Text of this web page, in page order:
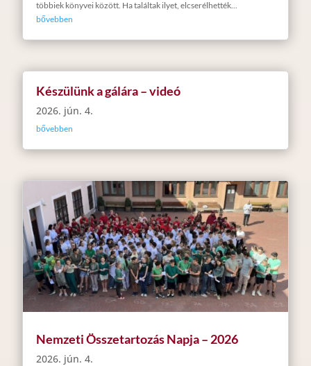
többiek könyvei között. Ha találtak ilyet, elcserélhették...
bővebben
Készülünk a gálára – videó
2026. jún. 4.
bővebben
Nemzeti Összetartozás Napja – 2026
2026. jún. 4.